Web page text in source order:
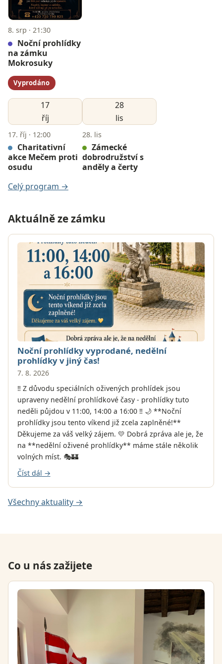
8. srp · 21:30
Noční prohlídky
na zámku
Mokrosuky
Vyprodáno
17
říj
17. říj · 12:00
Charitativní
akce Mečem proti
osudu
28
lis
28. lis
Zámecké
dobrodružství s
anděly a čerty
Celý program →
Aktuálně ze zámku
Noční prohlídky vyprodané, nedělní
prohlídky v jiný čas!
7. 8. 2026
‼ Z důvodu speciálních oživených prohlídek jsou
upraveny nedělní prohlídkové časy - prohlídky tuto
neděli půjdou v 11:00, 14:00 a 16:00 ‼ 🌙 **Noční
prohlídky jsou tento víkend již zcela zaplněné!**
Děkujeme za váš velký zájem. 💛 Dobrá zpráva ale je, že
na **nedělní oživené prohlídky** máme stále několik
volných míst. 🎭🏰
Číst dál →
Všechny aktuality →
Co u nás zažijete